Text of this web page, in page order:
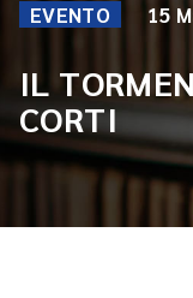
EVENTO 15
IL
CORTI